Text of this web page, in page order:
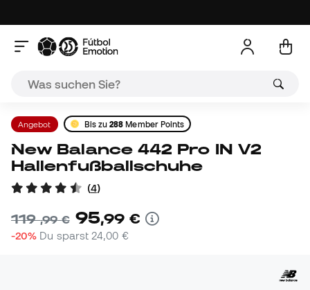
Angebot Bis zu288 Member Points
New Balance 442 Pro IN V2
Hallenfußballschuhe
(4)
119,99 € 95,99 €
-20% Du sparst 24,00 €